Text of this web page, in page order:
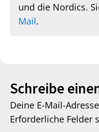
und die Nordics.
Mail.
Schreibe
Deine E-Mail-
Erforderliche Felder